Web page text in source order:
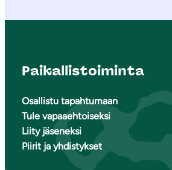
Paikallistoiminta
Osallistu tapahtumaan
Tule vapaaehtoiseksi
Liity jäseneksi
Piirit ja yhdistykset